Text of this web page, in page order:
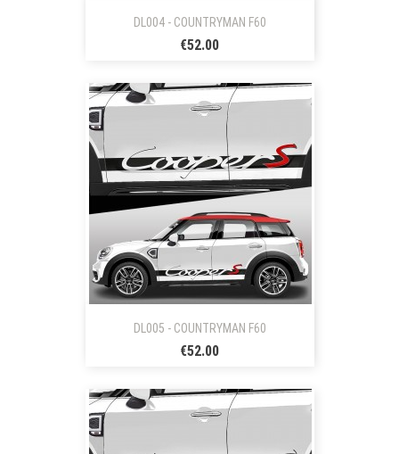
DL004 - COUNTRYMAN F60
€52.00
DL005 - COUNTRYMAN F60
€52.00